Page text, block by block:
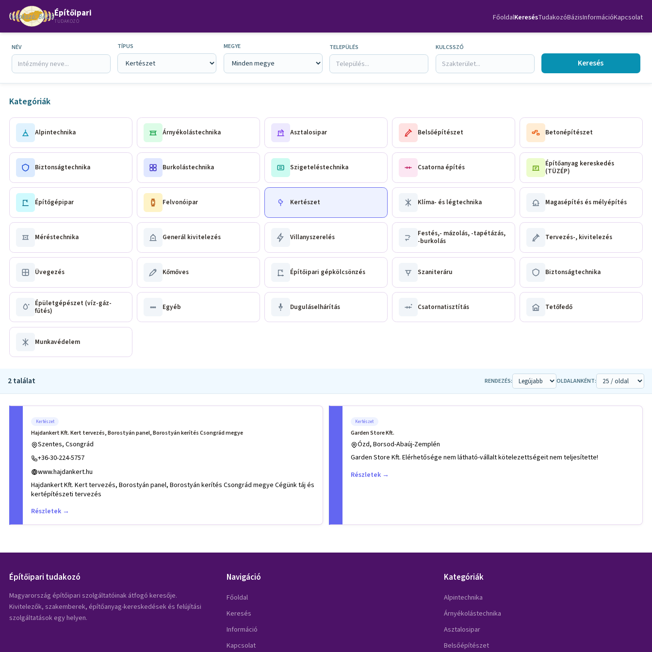
Építőipari
TUDAKOZÓ FőoldalKeresésTudakozóBázisInformációKapcsolat
NÉV TÍPUS MEGYE TELEPÜLÉS KULCSSZÓ
Keresés
Kategóriák
Alpintechnika Árnyékolástechnika Asztalosipar Belsőépítészet Betonépítészet
Biztonságtechnika Burkolástechnika Szigeteléstechnika Csatorna építés
Építőanyag kereskedés
(TÜZÉP)
Építőgépipar Felvonóipar Kertészet Klíma- és légtechnika Magasépítés és mélyépítés
Méréstechnika Generál kivitelezés Villanyszerelés
Festés,- mázolás, -tapétázás,
-burkolás
Tervezés-, kivitelezés
Üvegezés Kőmőves Építőipari gépkölcsönzés Szaniteráru Biztonságtechnika
Épületgépészet (víz-gáz-
fűtés)
Egyéb Duguláselhárítás Csatornatisztítás Tetőfedő
Munkavédelem
2 találat RENDEZÉS: OLDALANKÉNT:
Kertészet
Hajdankert Kft. Kert tervezés, Borostyán panel, Borostyán kerítés Csongrád megye
Szentes, Csongrád
+36-30-224-5757
www.hajdankert.hu
Hajdankert Kft. Kert tervezés, Borostyán panel, Borostyán kerítés Csongrád megye Cégünk táj és
kertépítészeti tervezés
Részletek →
Kertészet
Garden Store Kft.
Ózd, Borsod-Abaúj-Zemplén
Garden Store Kft. Elérhetősége nem látható-vállalt kötelezettségeit nem teljesítette!
Részletek →
Építőipari tudakozó
Magyarország építőipari szolgáltatóinak átfogó keresője.
Kivitelezők, szakemberek, építőanyag-kereskedések és felújítási
szolgáltatások egy helyen.
Navigáció
Főoldal
Keresés
Információ
Kapcsolat
Kategóriák
Alpintechnika
Árnyékolástechnika
Asztalosipar
Belsőépítészet